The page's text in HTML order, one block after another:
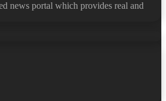
news portal which provides real and